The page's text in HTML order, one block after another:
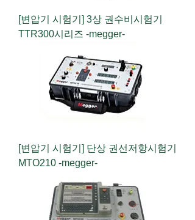
[변압기 시험기] 3상 권수비시험기
TTR300시리즈 -megger-
[변압기 시험기] 단상 권선저항시험기
MTO210 -megger-